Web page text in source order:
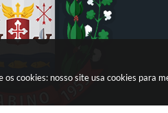
os cookies: nosso site usa cookies para